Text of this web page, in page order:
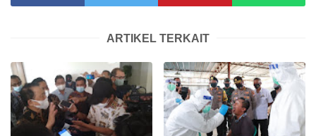
ARTIKEL TERKAIT